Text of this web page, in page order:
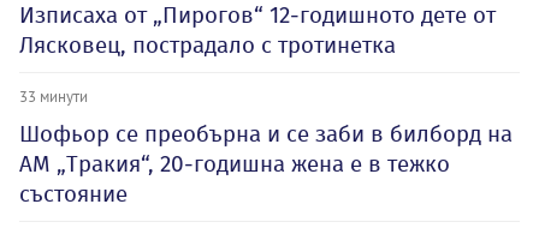
Изписаха от „Пирогов“ 12-годишното дете от
Лясковец, пострадало с тротинетка
33 минути
Шофьор се преобърна и се заби в билборд на
АМ „Тракия“, 20-годишна жена е в тежко
състояние